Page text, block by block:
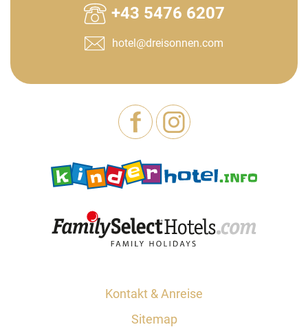
+43 5476 6207
hotel@dreisonnen.com
Kontakt & Anreise
Sitemap